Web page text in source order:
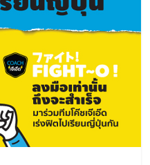
,